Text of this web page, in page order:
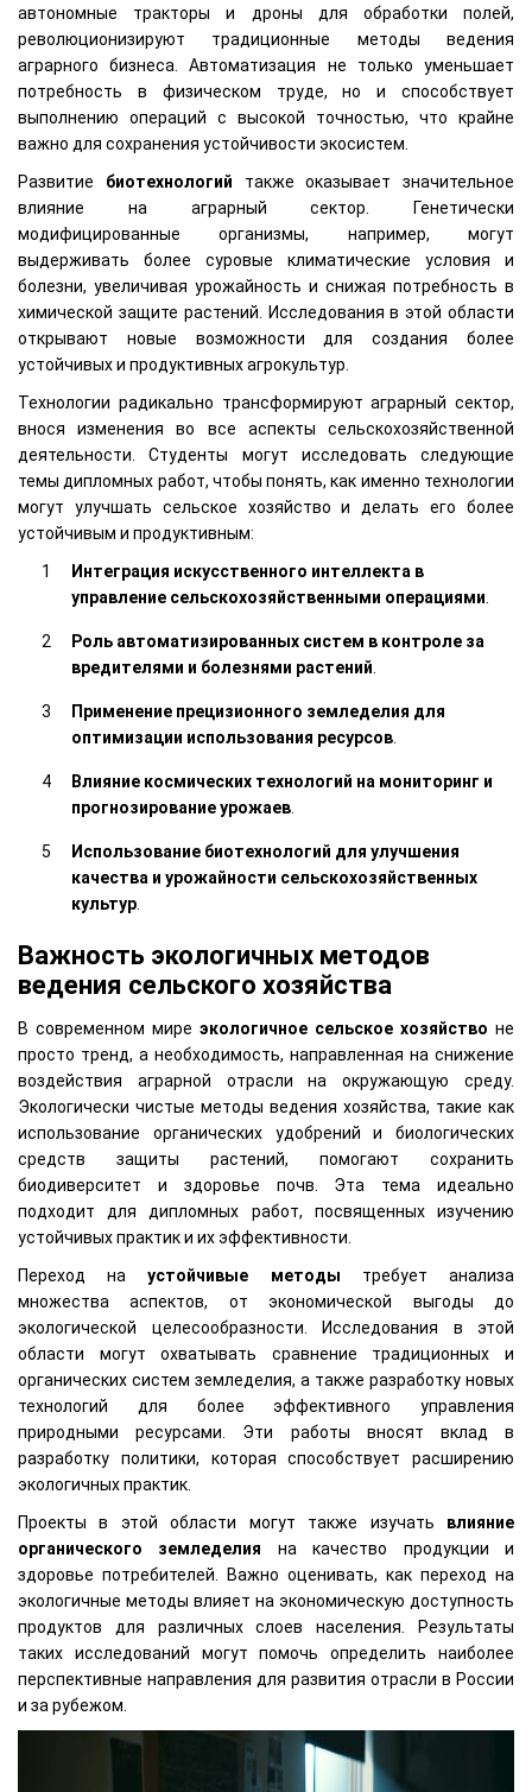
автономные тракторы и дроны для обработки полей,
революционизируют традиционные методы ведения
аграрного бизнеса. Автоматизация не только уменьшает
потребность в физическом труде, но и способствует
выполнению операций с высокой точностью, что крайне
важно для сохранения устойчивости экосистем.
Развитие биотехнологий также оказывает значительное
влияние на аграрный сектор. Генетически
модифицированные организмы, например, могут
выдерживать более суровые климатические условия и
болезни, увеличивая урожайность и снижая потребность в
химической защите растений. Исследования в этой области
открывают новые возможности для создания более
устойчивых и продуктивных агрокультур.
Технологии радикально трансформируют аграрный сектор,
внося изменения во все аспекты сельскохозяйственной
деятельности. Студенты могут исследовать следующие
темы дипломных работ, чтобы понять, как именно технологии
могут улучшать сельское хозяйство и делать его более
устойчивым и продуктивным:
Интеграция искусственного интеллекта в
управление сельскохозяйственными операциями.
Роль автоматизированных систем в контроле за
вредителями и болезнями растений.
Применение прецизионного земледелия для
оптимизации использования ресурсов.
Влияние космических технологий на мониторинг и
прогнозирование урожаев.
Использование биотехнологий для улучшения
качества и урожайности сельскохозяйственных
культур.
Важность экологичных методов
ведения сельского хозяйства
В современном мире экологичное сельское хозяйство не
просто тренд, а необходимость, направленная на снижение
воздействия аграрной отрасли на окружающую среду.
Экологически чистые методы ведения хозяйства, такие как
использование органических удобрений и биологических
средств защиты растений, помогают сохранить
биодиверситет и здоровье почв. Эта тема идеально
подходит для дипломных работ, посвященных изучению
устойчивых практик и их эффективности.
Переход наустойчивые методы требует анализа
множества аспектов, от экономической выгоды до
экологической целесообразности. Исследования в этой
области могут охватывать сравнение традиционных и
органических систем земледелия, а также разработку новых
технологий для более эффективного управления
природными ресурсами. Эти работы вносят вклад в
разработку политики, которая способствует расширению
экологичных практик.
Проекты в этой области могут также изучать влияние
органического земледелия на качество продукции и
здоровье потребителей. Важно оценивать, как переход на
экологичные методы влияет на экономическую доступность
продуктов для различных слоев населения. Результаты
таких исследований могут помочь определить наиболее
перспективные направления для развития отрасли в России
и за рубежом.